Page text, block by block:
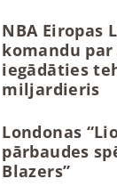
NBA Eiropas
komandu
iegādāties
miljardieris
Londonas
pārbaudes
Blazers”